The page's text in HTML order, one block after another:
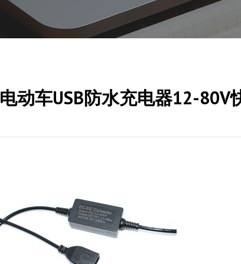
电动车USB防水充电器12-80V